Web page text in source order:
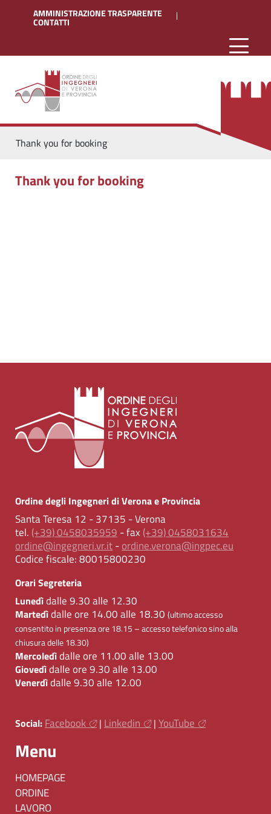
AMMINISTRAZIONE TRASPARENTE
CONTATTI
Thank you for booking
Thank you for booking
Ordine degli Ingegneri di Verona e Provincia
Santa Teresa 12 - 37135 - Verona
tel. (+39) 0458035959 - fax (+39) 0458031634
ordine@ingegneri.vr.it-ordine.verona@ingpec.eu
Codice fiscale:80015800230
Orari Segreteria
Lunedìdalle 9.30 alle 12.30
Martedìdalle ore 14.00 alle 18.30 (ultimo accesso
consentito in presenza ore 18.15 – accesso telefonico sino alla
chiusura delle 18.30)
Mercoledìdalle ore 11.00 alle 13.00
Giovedìdalle ore 9.30 alle 13.00
Venerdìdalle 9.30 alle 12.00
Social: Facebook | Linkedin | YouTube
Menu
HOMEPAGE
ORDINE
LAVORO